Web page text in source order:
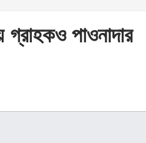
গ্রাহকও পাওনাদার